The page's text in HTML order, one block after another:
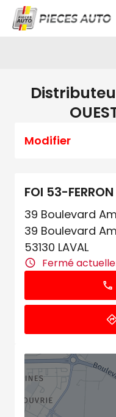
Modifier
FOI 53-
39 Boulevard
39 Boulevard
53130 LAVAL
Fermé